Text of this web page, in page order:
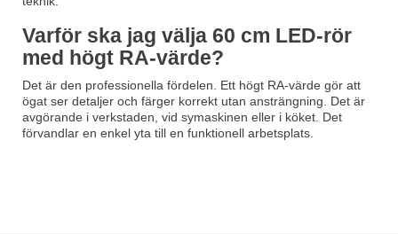
Varför ska jag välja 60 cm LED-rör
med högt RA-värde?
Det är den professionella fördelen. Ett högt RA-värde gör att
ögat ser detaljer och färger korrekt utan ansträngning. Det är
avgörande i verkstaden, vid symaskinen eller i köket. Det
förvandlar en enkel yta till en funktionell arbetsplats.